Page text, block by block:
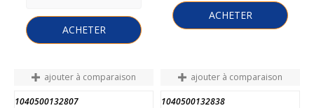
ACHETER
ACHETER
ajouter à comparaison
1040500132807
ajouter à comparaison
1040500132838